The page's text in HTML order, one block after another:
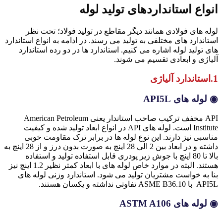
انواع استانداردهای تولید لوله
لوله های فولادی همانند دیگر مقاطع در تولید فولاد؛ تحت نظر
استاندارد های مختلفی به تولید می رسند. در ادامه به انواع استاندارد
های تولید لوله اشاره می کنیم. استاندارد ها در دو رده استاندارد
آلیاژی و ابعادی تقسیم می شوند.
1.استاندارد آلیاژی
◉ لوله های API5L
API مخفف ترکیب صاحب استاندار یعنی American Petroleum
Institute است. لوله های API در انواع ابعاد تولید شده و کیفیت
مناسبی نیز دارند. این نوع لوله ها در برابر ترک مقاومت خوبی
داشته و در ابعاد بین 2 الی 28 اینچ به صورت بدون درز و از 28 اینچ به
بالا تا 80 اینچ با جوش زیر پودری قابل استفاده تولید و استفاده
هستند. البته در موارد خاص لوله های با ابعاد کمتر نظیر 1.2 اینچ نیز
بنا به خواست مشتریان تولید می شود. استاندارد وزنی لوله های
API5L با ASME B36.10 تفاوتی نداشته و یکسان هستند.
◉ لوله های ASTM A106